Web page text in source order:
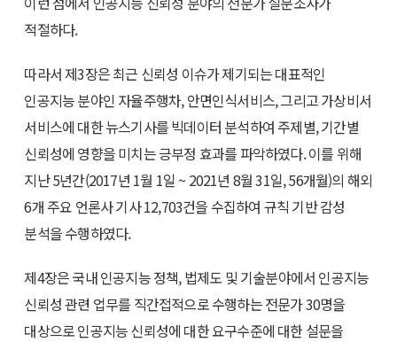
적절하다.
따라서 제3장은 최근 신뢰성 이슈가 제기되는 대표적인
인공지능 분야인 자율주행차, 안면인식서비스, 그리고 가상비서
서비스에 대한 뉴스기사를 빅데이터 분석하여 주제별, 기간별
신뢰성에 영향을 미치는 긍부정 효과를 파악하였다. 이를 위해
지난 5년간(2017년 1월 1일 ~ 2021년 8월 31일, 56개월)의 해외
6개 주요 언론사 기사 12,703건을 수집하여 규칙 기반 감성
분석을 수행하였다.
제4장은 국내 인공지능 정책, 법제도 및 기술분야에서 인공지능
신뢰성 관련 업무를 직간접적으로 수행하는 전문가 30명을
대상으로 인공지능 신뢰성에 대한 요구수준에 대한 설문을